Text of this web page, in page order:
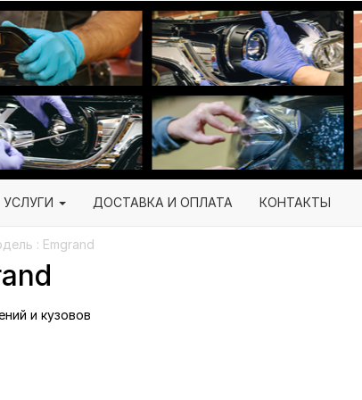
: Emgrand
и кузовов
УСЛУГИ ДОСТАВКА И ОПЛАТА КОНТАКТЫ